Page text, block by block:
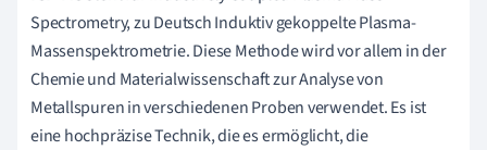
Spectrometry, zu Deutsch Induktiv gekoppelte Plasma-
Massenspektrometrie. Diese Methode wird vor allem in der
Chemie und Materialwissenschaft zur Analyse von
Metallspuren in verschiedenen Proben verwendet. Es ist
eine hochpräzise Technik, die es ermöglicht, die